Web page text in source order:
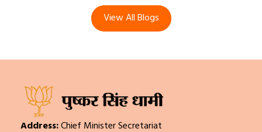
View All Blogs
Address:Chief Minister Secretariat